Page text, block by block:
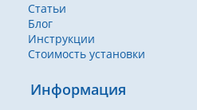
Статьи
Блог
Инструкции
Стоимость установки
Информация